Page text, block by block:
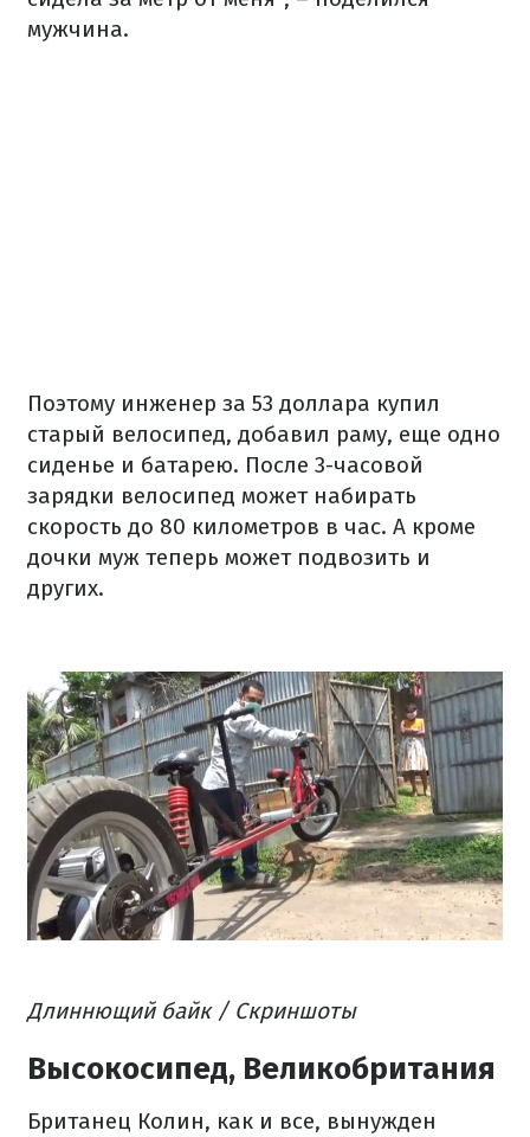
мужчина.
Поэтому инженер за 53 доллара купил
старый велосипед, добавил раму, еще одно
сиденье и батарею. После 3-часовой
зарядки велосипед может набирать
скорость до 80 километров в час. А кроме
дочки муж теперь может подвозить и
других.
Длиннющий байк / Скриншоты
Высокосипед, Великобритания
Британец Колин, как и все, вынужден